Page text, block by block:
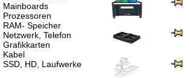
Mainboards
Prozessoren
RAM- Speicher
Netzwerk, Telefon
Grafikkarten
Kabel
SSD, HD, Laufwerke